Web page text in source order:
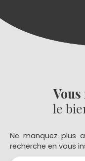
le
Ne manquez plus
recherche en vous